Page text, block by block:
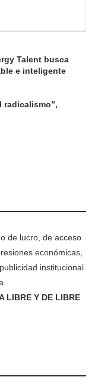
Talent busca
e inteligente
radicalismo”,
de lucro, de acceso
económicas,
institucional
LIBRE Y DE LIBRE